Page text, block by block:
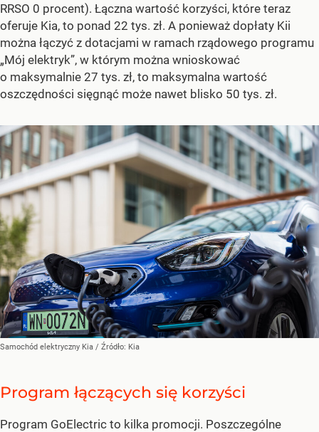
RRSO 0 procent). Łączna wartość korzyści, które teraz
oferuje Kia, to ponad 22 tys. zł. A ponieważ dopłaty Kii
można łączyć z dotacjami w ramach rządowego programu
„Mój elektryk”, w którym można wnioskować
o maksymalnie 27 tys. zł, to maksymalna wartość
oszczędności sięgnąć może nawet blisko 50 tys. zł.
Samochód elektryczny Kia / Źródło: Kia
Program łączących się korzyści
Program GoElectric to kilka promocji. Poszczególne